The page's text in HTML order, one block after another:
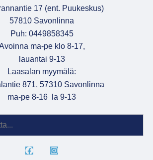
17 (ent. Puukeskus)
57810 Savonlinna
Puh: 0449858345
ma-pe klo 8-17,
lauantai 9-13
Laasalan myymälä:
871, 57310 Savonlinna
ma-pe 8-16 la 9-13